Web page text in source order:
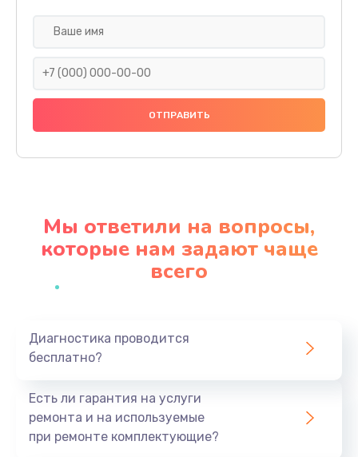
Настройка BIOS
995 руб.
Заказать
Ремонт разъема питания
Заказать
Мы ответили на вопросы,
которые нам задают чаще
всего
Диагностика проводится
бесплатно?
Есть ли гарантия на услуги
ремонта и на используемые
при ремонте комплектующие?